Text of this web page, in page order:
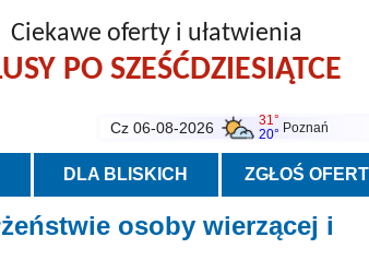
Ciekawe oferty i ułatwienia
PO SZEŚĆDZIESIĄTCE
Cz 06-08-2026
31°
20° Poznań
DLA BLISKICH ZGŁOŚ
osoby wierzącej i